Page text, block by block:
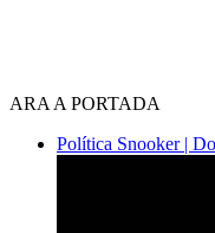
ARA A PORTADA
Política Snooker |